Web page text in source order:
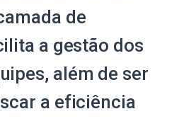
de
a gestão dos
além de ser
a eficiência